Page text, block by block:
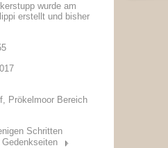
wurde am
erstellt und bisher
Prökelmoor Bereich
Schritten